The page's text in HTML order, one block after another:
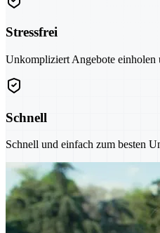
Stressfrei
Unkompliziert Angebote einholen
Schnell
Schnell und einfach zum besten